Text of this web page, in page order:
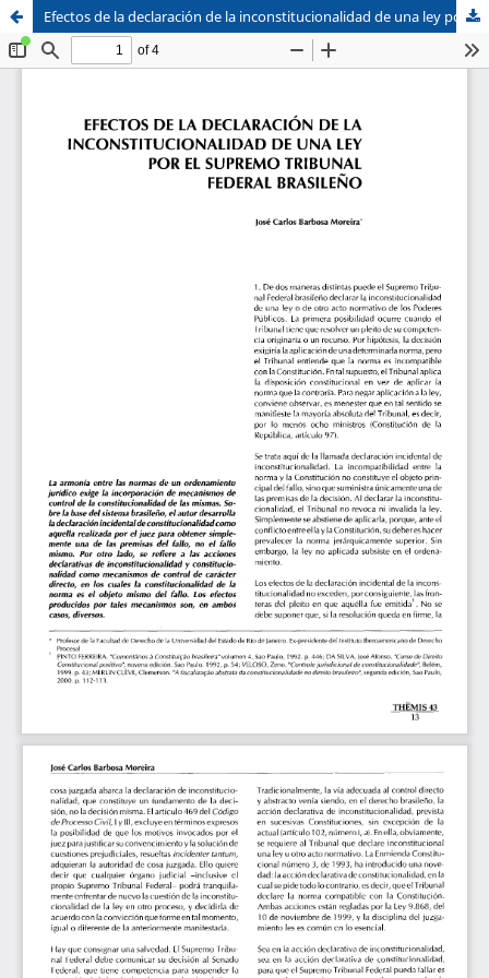
Sistema de
Bibliotecas
Facultad de
Derecho
Efectos de la declaración de la inconstitucionalidad de una ley por el supremo tribunal federal brasileño